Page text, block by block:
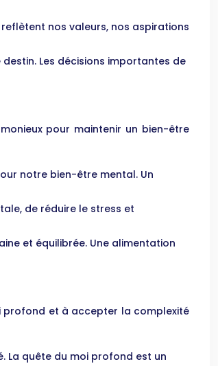
nos valeurs, nos aspirations
Les décisions importantes de
pour maintenir un bien-être
notre bien-être mental. Un
de réduire le stress et
et équilibrée. Une alimentation
profond et à accepter la complexité
La quête du moi profond est un